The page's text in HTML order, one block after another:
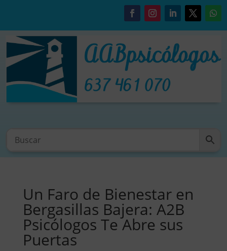
Un Faro de Bienestar en
Bergasillas Bajera: A2B
Psicólogos Te Abre sus
Puertas